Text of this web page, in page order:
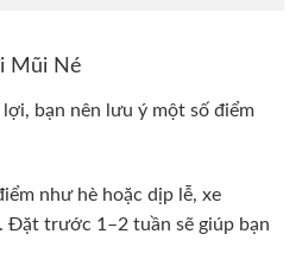
Mũi Né
bạn nên lưu ý một số điểm
như hè hoặc dịp lễ, xe
Đặt trước 1–2 tuần sẽ giúp bạn